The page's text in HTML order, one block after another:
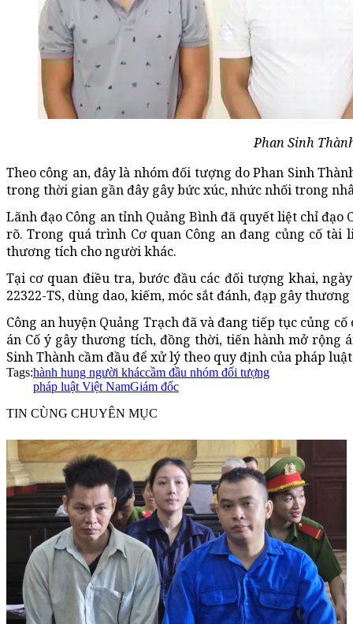
Phan Sinh
Theo công an, đây là nhóm đối tượng do Phan Sinh
trong thời gian gần đây gây bức xúc, nhức nhối trong
Lãnh đạo Công an tỉnh Quảng Bình đã quyết liệt chỉ
rõ. Trong quá trình Cơ quan Công an đang củng cố
thương tích cho người khác.
Tại cơ quan điều tra, bước đầu các đối tượng khai,
22322-TS, dùng dao, kiếm, móc sắt đánh, đạp gây
Công an huyện Quảng Trạch đã và đang tiếp tục củng
án Cố ý gây thương tích, đồng thời, tiến hành mở rộng
Sinh Thành cầm đầu để xử lý theo quy định của pháp
Tags:hành hung người kháccầm đầu nhóm đối tượng
pháp luật Việt NamGiám đốc
TIN CÙNG CHUYÊN MỤC